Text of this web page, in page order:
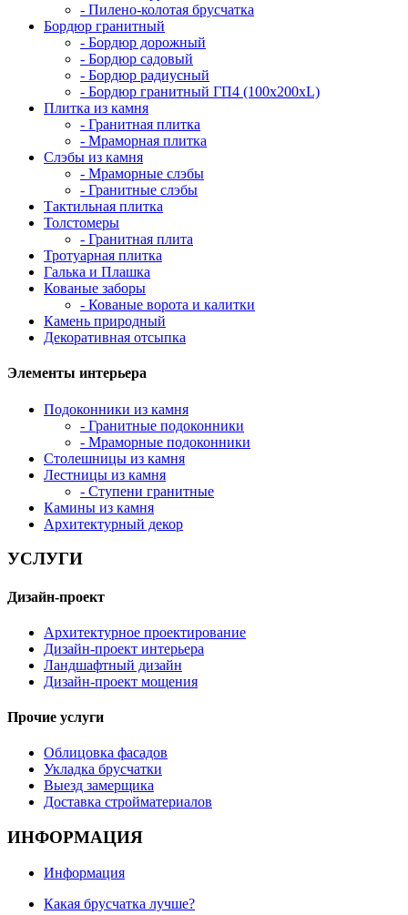
- Пилено-колотая брусчатка
Бордюр гранитный
- Бордюр дорожный
- Бордюр садовый
- Бордюр радиусный
- Бордюр гранитный ГП4 (100х200хL)
Плитка из камня
- Гранитная плитка
- Мраморная плитка
Слэбы из камня
- Мраморные слэбы
- Гранитные слэбы
Тактильная плитка
Толстомеры
- Гранитная плита
Тротуарная плитка
Галька и Плашка
Кованые заборы
- Кованые ворота и калитки
Камень природный
Декоративная отсыпка
Элементы интерьера
Подоконники из камня
- Гранитные подоконники
- Мраморные подоконники
Столешницы из камня
Лестницы из камня
- Ступени гранитные
Камины из камня
Архитектурный декор
УСЛУГИ
Дизайн-проект
Архитектурное проектирование
Дизайн-проект интерьера
Ландшафтный дизайн
Дизайн-проект мощения
Прочие услуги
Облицовка фасадов
Укладка брусчатки
Выезд замерщика
Доставка стройматериалов
ИНФОРМАЦИЯ
Информация
Какая брусчатка лучше?